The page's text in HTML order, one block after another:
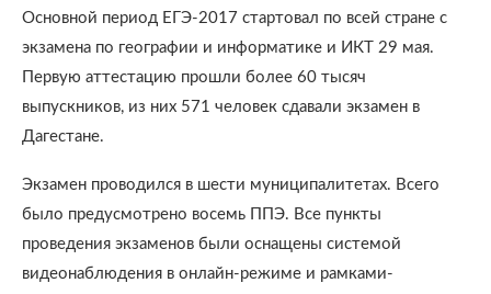
Основной период ЕГЭ-2017 стартовал по всей стране с
экзамена по географии и информатике и ИКТ 29 мая.
Первую аттестацию прошли более 60 тысяч
выпускников, из них 571 человек сдавали экзамен в
Дагестане.
Экзамен проводился в шести муниципалитетах. Всего
было предусмотрено восемь ППЭ. Все пункты
проведения экзаменов были оснащены системой
видеонаблюдения в онлайн-режиме и рамками-